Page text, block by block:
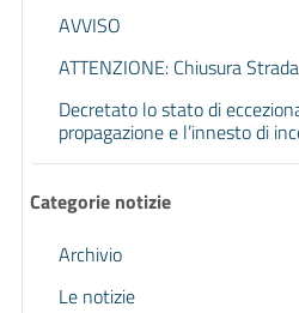
AVVISO
ATTENZIONE: Chiusura
Decretato lo stato di
propagazione e l’innesto di
Categorie notizie
Archivio
Le notizie